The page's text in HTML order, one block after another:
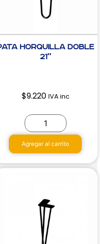
Horquilla Doble
21″
$9.220 IVA inc
Agregar al carrito